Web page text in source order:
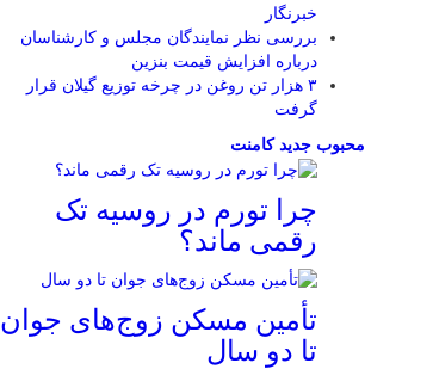
خبرنگار
بررسی نظر نمایندگان مجلس و کارشناسان
درباره افزایش قیمت بنزین
۳ هزار تن روغن در چرخه توزیع گیلان قرار
گرفت
محبوبجدیدکامنت
چرا تورم در روسیه تک
رقمی ماند؟
تأمین مسکن زوج‌های جوان
تا دو سال